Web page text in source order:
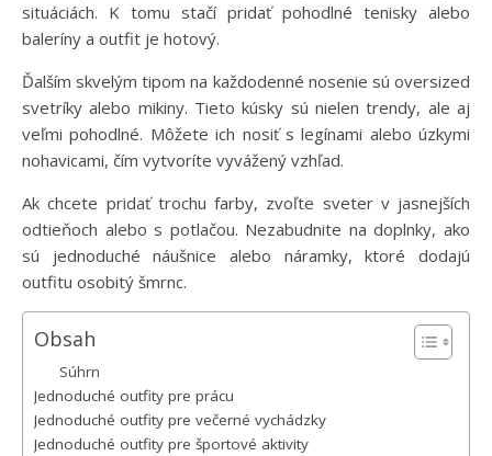
situáciách. K tomu stačí pridať pohodlné tenisky alebo
baleríny a outfit je hotový.
Ďalším skvelým tipom na každodenné nosenie sú oversized
svetríky alebo mikiny. Tieto kúsky sú nielen trendy, ale aj
veľmi pohodlné. Môžete ich nosiť s legínami alebo úzkymi
nohavicami, čím vytvoríte vyvážený vzhľad.
Ak chcete pridať trochu farby, zvoľte sveter v jasnejších
odtieňoch alebo s potlačou. Nezabudnite na doplnky, ako
sú jednoduché náušnice alebo náramky, ktoré dodajú
outfitu osobitý šmrnc.
Obsah
Súhrn
Jednoduché outfity pre prácu
Jednoduché outfity pre večerné vychádzky
Jednoduché outfity pre športové aktivity